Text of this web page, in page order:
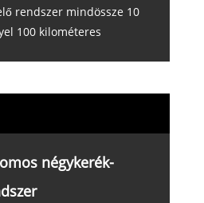
rendszer mindössze 10
100 kilométeres
négykerék-